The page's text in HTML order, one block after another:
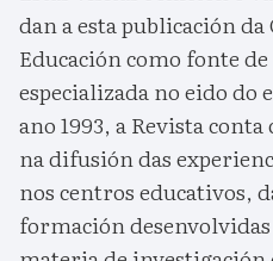
dan a esta publicación
Educación como fonte
especializada no eido do
ano 1993, a Revista
na difusión das
nos centros educativos,
formación